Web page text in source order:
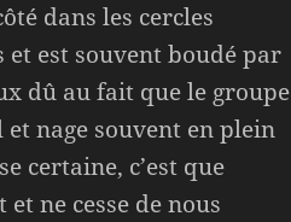
dans les cercles
est souvent boudé par
dû au fait que le groupe
nage souvent en plein
certaine, c’est que
ne cesse de nous